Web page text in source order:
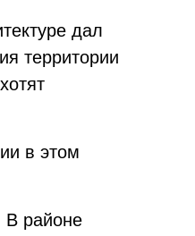
дал
территории
в этом
В районе